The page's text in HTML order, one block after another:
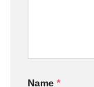
Name *